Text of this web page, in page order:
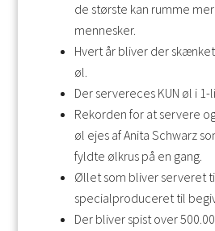
de største kan rumme
mennesker.
Hvert år bliver der
øl.
Der servereces KUN øl i 1-
Rekorden for at servere
øl ejes af Anita Schwarz
fyldte ølkrus på en gang.
Øllet som bliver serveret
specialproduceret til
Der bliver spist over